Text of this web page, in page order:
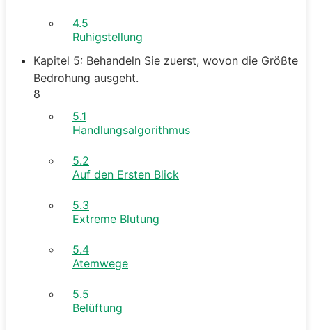
4.5
Ruhigstellung
Kapitel 5: Behandeln Sie zuerst, wovon die Größte
Bedrohung ausgeht.
8
5.1
Handlungsalgorithmus
5.2
Auf den Ersten Blick
5.3
Extreme Blutung
5.4
Atemwege
5.5
Belüftung